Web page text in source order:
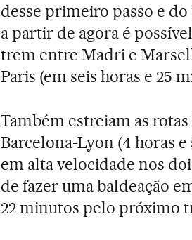
desse primeiro passo e
a partir de agora é
trem entre Madri e
Paris (em seis horas e 25
Também estreiam as
Barcelona-Lyon (4 horas
em alta velocidade nos
de fazer uma baldeação
22 minutos pelo próximo